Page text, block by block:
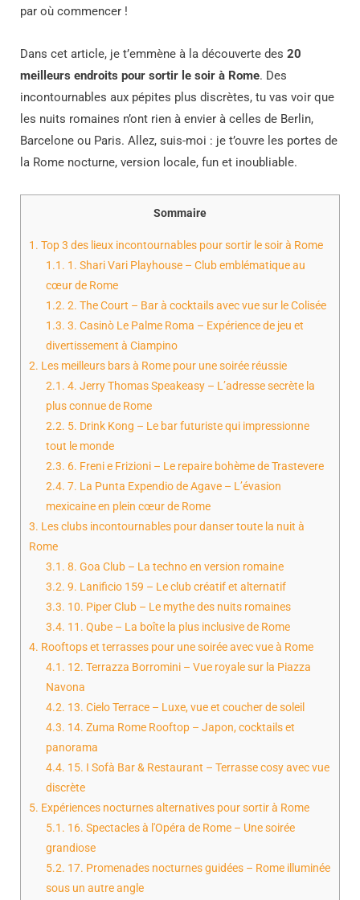
par où commencer !
Dans cet article, je t’emmène à la découverte des 20
meilleurs endroits pour sortir le soir à Rome. Des
incontournables aux pépites plus discrètes, tu vas voir que
les nuits romaines n’ont rien à envier à celles de Berlin,
Barcelone ou Paris. Allez, suis-moi : je t’ouvre les portes de
la Rome nocturne, version locale, fun et inoubliable.
Sommaire
1. Top 3 des lieux incontournables pour sortir le soir à Rome
1.1. 1. Shari Vari Playhouse – Club emblématique au
cœur de Rome
1.2. 2. The Court – Bar à cocktails avec vue sur le Colisée
1.3. 3. Casinò Le Palme Roma – Expérience de jeu et
divertissement à Ciampino
2. Les meilleurs bars à Rome pour une soirée réussie
2.1. 4. Jerry Thomas Speakeasy – L’adresse secrète la
plus connue de Rome
2.2. 5. Drink Kong – Le bar futuriste qui impressionne
tout le monde
2.3. 6. Freni e Frizioni – Le repaire bohème de Trastevere
2.4. 7. La Punta Expendio de Agave – L’évasion
mexicaine en plein cœur de Rome
3. Les clubs incontournables pour danser toute la nuit à
Rome
3.1. 8. Goa Club – La techno en version romaine
3.2. 9. Lanificio 159 – Le club créatif et alternatif
3.3. 10. Piper Club – Le mythe des nuits romaines
3.4. 11. Qube – La boîte la plus inclusive de Rome
4. Rooftops et terrasses pour une soirée avec vue à Rome
4.1. 12. Terrazza Borromini – Vue royale sur la Piazza
Navona
4.2. 13. Cielo Terrace – Luxe, vue et coucher de soleil
4.3. 14. Zuma Rome Rooftop – Japon, cocktails et
panorama
4.4. 15. I Sofà Bar & Restaurant – Terrasse cosy avec vue
discrète
5. Expériences nocturnes alternatives pour sortir à Rome
5.1. 16. Spectacles à l'Opéra de Rome – Une soirée
grandiose
5.2. 17. Promenades nocturnes guidées – Rome illuminée
sous un autre angle